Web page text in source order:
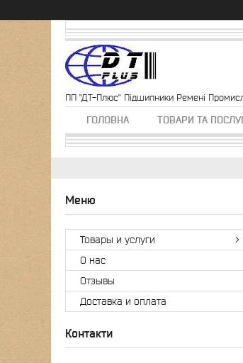
ПП "ДТ-Плюс" Підшипники Ремені
ГОЛОВНА ТОВАРИ ТА
Товары и услуги
О нас
Отзывы
Доставка и оплата
Контакти